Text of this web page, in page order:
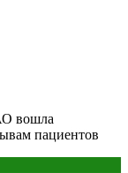
вошла
пациентов